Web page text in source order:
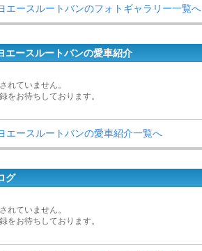
エースルートバンのフォトギャラリー一覧へ
エースルートバンの愛車紹介
れていません。
をお待ちしております。
エースルートバンの愛車紹介一覧へ
グ
れていません。
をお待ちしております。